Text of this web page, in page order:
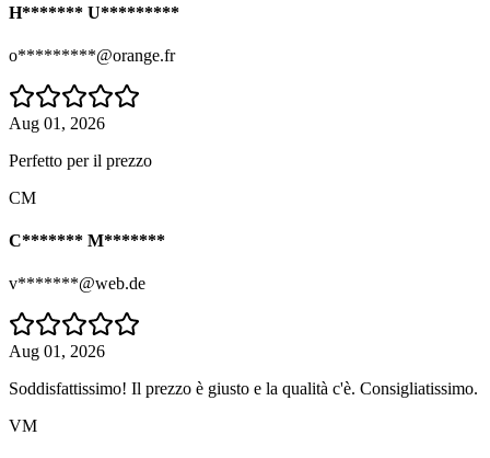
H******* U*********
o*********@orange.fr
Aug 01, 2026
Perfetto per il prezzo
CM
C******* M*******
v*******@web.de
Aug 01, 2026
Soddisfattissimo! Il prezzo è giusto e la qualità c'è. Consigliatissimo.
VM